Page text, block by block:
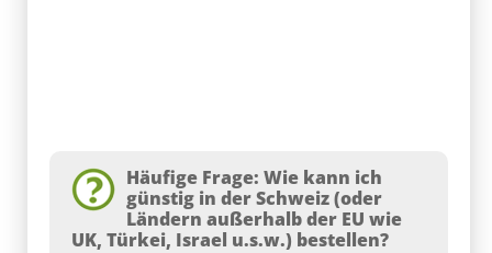
Häufige Frage: Wie kann ich
günstig in der Schweiz (oder
Ländern außerhalb der EU wie
UK, Türkei, Israel u.s.w.) bestellen?